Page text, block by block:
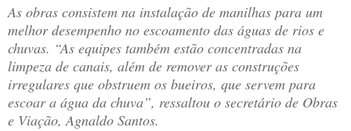
As obras consistem na instalação de manilhas para um
melhor desempenho no escoamento das águas de rios e
chuvas. “As equipes também estão concentradas na
limpeza de canais, além de remover as construções
irregulares que obstruem os bueiros, que servem para
escoar a água da chuva”, ressaltou o secretário de Obras
e Viação, Agnaldo Santos.